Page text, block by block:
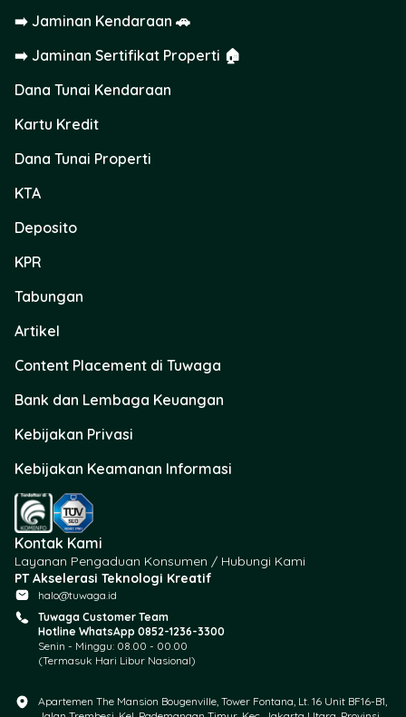
➡️ Jaminan Kendaraan 🚗
➡️ Jaminan Sertifikat Properti 🏠
Dana Tunai Kendaraan
Kartu Kredit
Dana Tunai Properti
KTA
Deposito
KPR
Tabungan
Artikel
Content Placement di Tuwaga
Bank dan Lembaga Keuangan
Kebijakan Privasi
Kebijakan Keamanan Informasi
Kontak Kami
Layanan Pengaduan Konsumen / Hubungi Kami
PT Akselerasi Teknologi Kreatif
halo@tuwaga.id
Tuwaga Customer Team
Hotline WhatsApp 0852-1236-3300
Senin - Minggu: 08.00 - 00.00
(Termasuk Hari Libur Nasional)
Apartemen The Mansion Bougenville, Tower Fontana, Lt. 16 Unit BF16-B1,